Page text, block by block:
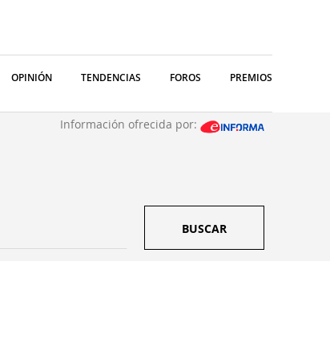
OPINIÓN TENDENCIAS FOROS PREMIOS
Información ofrecida por:
BUSCAR